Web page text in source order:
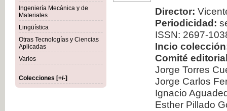
Ingeniería Mecánica y de
Materiales
Lingüística
Otras Tecnologías y Ciencias
Aplicadas
Varios
Colecciones [+/-]
Director:
Periodicidad:
ISSN: 2697-
Incio
Comité
Jorge Torres
Jorge Carlos
Ignacio
Esther Pillado